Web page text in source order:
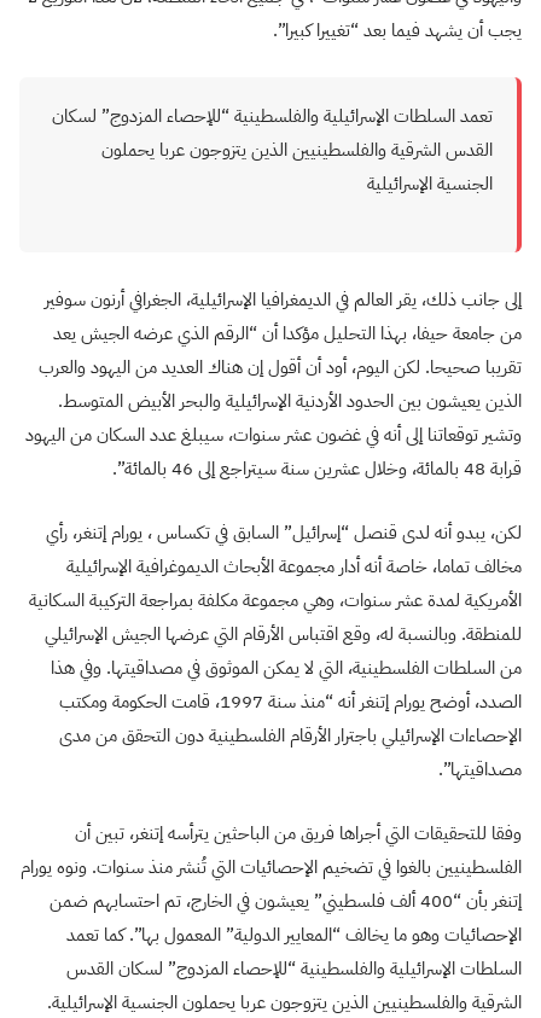
يجب أن يشهد فيما بعد “تغييرا كبيرا”.
تعمد السلطات الإسرائيلية والفلسطينية “للإحصاء المزدوج” لسكان
القدس الشرقية والفلسطينيين الذين يتزوجون عربا يحملون
الجنسية الإسرائيلية
إلى جانب ذلك، يقر العالم في الديمغرافيا الإسرائيلية، الجغرافي أرنون سوفير
من جامعة حيفا، بهذا التحليل مؤكدا أن “الرقم الذي عرضه الجيش يعد
تقريبا صحيحا. لكن اليوم، أود أن أقول إن هناك العديد من اليهود والعرب
الذين يعيشون بين الحدود الأردنية الإسرائيلية والبحر الأبيض المتوسط.
وتشير توقعاتنا إلى أنه في غضون عشر سنوات، سيبلغ عدد السكان من اليهود
قرابة 48 بالمائة، وخلال عشرين سنة سيتراجع إلى 46 بالمائة”.
لكن، يبدو أنه لدى قنصل “إسرائيل” السابق في تكساس ، يورام إتنغر، رأي
مخالف تماما، خاصة أنه أدار مجموعة الأبحاث الديموغرافية الإسرائيلية
الأمريكية لمدة عشر سنوات، وهي مجموعة مكلفة بمراجعة التركيبة السكانية
للمنطقة. وبالنسبة له، وقع اقتباس الأرقام التي عرضها الجيش الإسرائيلي
من السلطات الفلسطينية، التي لا يمكن الموثوق في مصداقيتها. وفي هذا
الصدد، أوضح يورام إتنغر أنه “منذ سنة 1997، قامت الحكومة ومكتب
الإحصاءات الإسرائيلي باجترار الأرقام الفلسطينية دون التحقق من مدى
مصداقيتها”.
وفقا للتحقيقات التي أجراها فريق من الباحثين يترأسه إتنغر، تبين أن
الفلسطينيين بالغوا في تضخيم الإحصائيات التي تُنشر منذ سنوات. ونوه يورام
إتنغر بأن “400 ألف فلسطيني” يعيشون في الخارج، تم احتسابهم ضمن
الإحصائيات وهو ما يخالف “المعايير الدولية” المعمول بها”. كما تعمد
السلطات الإسرائيلية والفلسطينية “للإحصاء المزدوج” لسكان القدس
الشرقية والفلسطينيين الذين يتزوجون عربا يحملون الجنسية الإسرائيلية.